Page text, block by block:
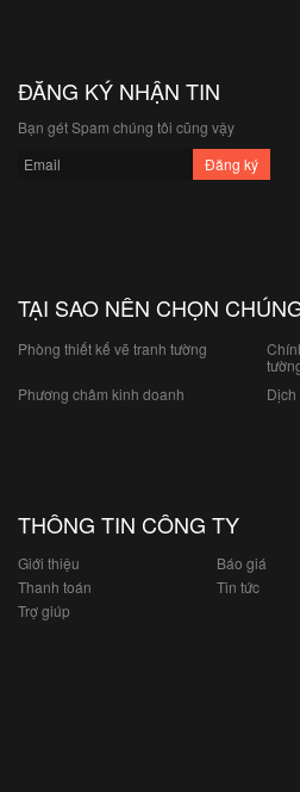
ĐĂNG KÝ NHẬN TIN
Bạn gét Spam chúng tôi cũng vậy
TẠI SAO NÊN CHỌN
Phòng thiết kế vẽ tranh tường
Phương châm kinh doanh
THÔNG TIN CÔNG TY
Giới thiệu
Báo giá
Thanh toán
Tin tức
Trợ giúp